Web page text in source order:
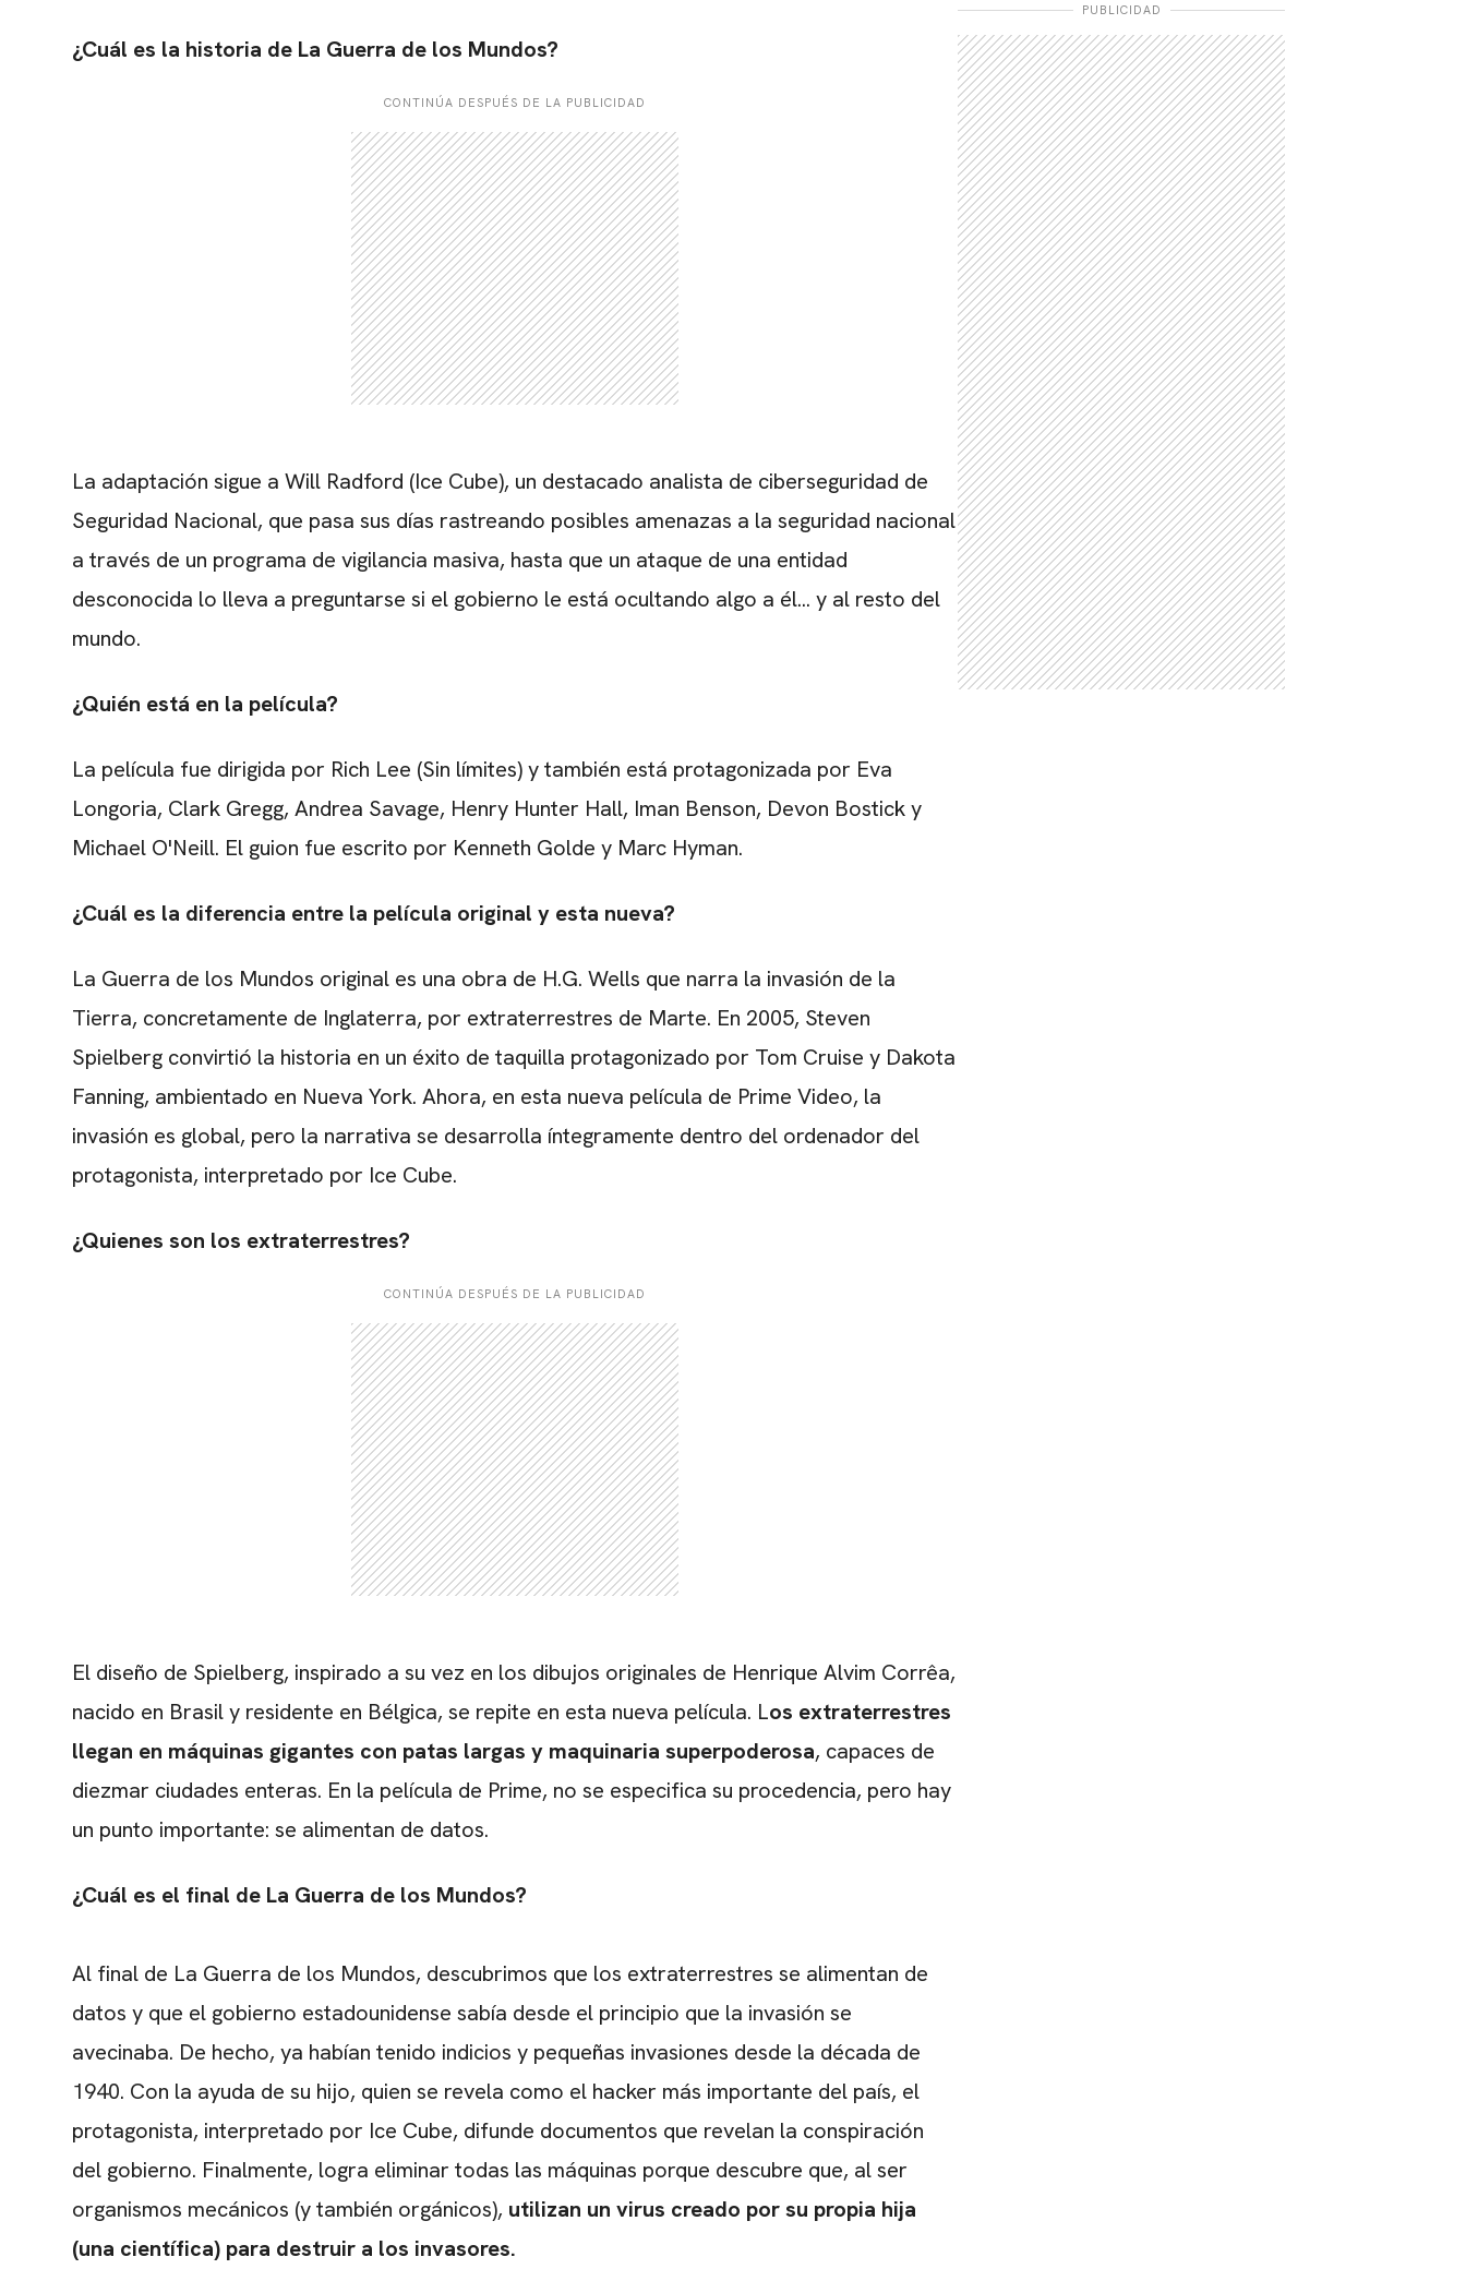
¿Cuál es la historia de La Guerra de los Mundos?
CONTINÚA DESPUÉS DE LA PUBLICIDAD
La adaptación sigue a Will Radford (Ice Cube), un destacado analista de ciberseguridad de
Seguridad Nacional, que pasa sus días rastreando posibles amenazas a la seguridad nacional
a través de un programa de vigilancia masiva, hasta que un ataque de una entidad
desconocida lo lleva a preguntarse si el gobierno le está ocultando algo a él... y al resto del
mundo.
¿Quién está en la película?
La película fue dirigida por Rich Lee (Sin límites) y también está protagonizada por Eva
Longoria, Clark Gregg, Andrea Savage, Henry Hunter Hall, Iman Benson, Devon Bostick y
Michael O'Neill. El guion fue escrito por Kenneth Golde y Marc Hyman.
¿Cuál es la diferencia entre la película original y esta nueva?
La Guerra de los Mundos original es una obra de H.G. Wells que narra la invasión de la
Tierra, concretamente de Inglaterra, por extraterrestres de Marte. En 2005, Steven
Spielberg convirtió la historia en un éxito de taquilla protagonizado por Tom Cruise y Dakota
Fanning, ambientado en Nueva York. Ahora, en esta nueva película de Prime Video, la
invasión es global, pero la narrativa se desarrolla íntegramente dentro del ordenador del
protagonista, interpretado por Ice Cube.
¿Quienes son los extraterrestres?
CONTINÚA DESPUÉS DE LA PUBLICIDAD
El diseño de Spielberg, inspirado a su vez en los dibujos originales de Henrique Alvim Corrêa,
nacido en Brasil y residente en Bélgica, se repite en esta nueva película. Los extraterrestres
llegan en máquinas gigantes con patas largas y maquinaria superpoderosa, capaces de
diezmar ciudades enteras. En la película de Prime, no se especifica su procedencia, pero hay
un punto importante: se alimentan de datos.
¿Cuál es el final de La Guerra de los Mundos?
Al final de La Guerra de los Mundos, descubrimos que los extraterrestres se alimentan de
datos y que el gobierno estadounidense sabía desde el principio que la invasión se
avecinaba. De hecho, ya habían tenido indicios y pequeñas invasiones desde la década de
1940. Con la ayuda de su hijo, quien se revela como el hacker más importante del país, el
protagonista, interpretado por Ice Cube, difunde documentos que revelan la conspiración
del gobierno. Finalmente, logra eliminar todas las máquinas porque descubre que, al ser
organismos mecánicos (y también orgánicos), utilizan un virus creado por su propia hija
(una científica) para destruir a los invasores.
película
PUBLICIDAD
CARREGANDO PUBLICIDADE